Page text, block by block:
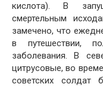
кислота). В
смертельным
замечено, что
в путешествии,
заболевания. В
цитрусовые, во
советских солдат